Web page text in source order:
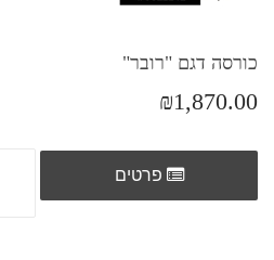
כורסה דגם "רובר"
₪1,870.00
פרטים